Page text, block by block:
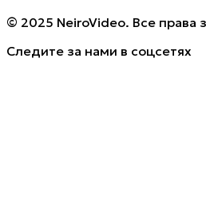
© 2025 NeiroVideo. Все
Следите за нами в соцсетях